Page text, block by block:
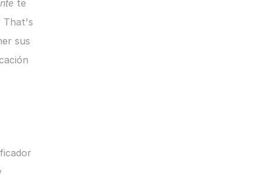
te
That's
sus